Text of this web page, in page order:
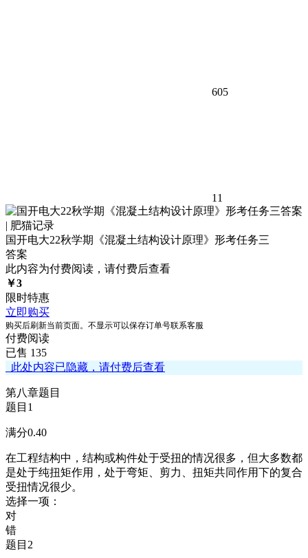
605
11
国开电大22秋学期《混凝土结构设计原理》形考任务三
答案
此内容为付费阅读，请付费后查看
￥3
限时特惠
立即购买
购买后刷新当前页面。不显示可以保存订单号联系客服
付费阅读
已售 135
此处内容已隐藏，请付费后查看
第八章题目
题目1
满分0.40
在工程结构中，结构或构件处于受扭的情况很多，但大多数都
是处于纯扭矩作用，处于弯矩、剪力、扭矩共同作用下的复合
受扭情况很少。
选择一项：
对
错
题目2